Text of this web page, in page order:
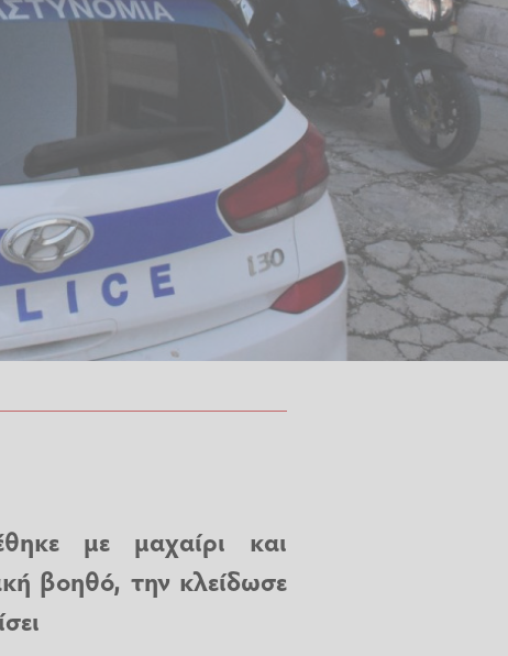
με μαχαίρι και
βοηθό, την κλείδωσε